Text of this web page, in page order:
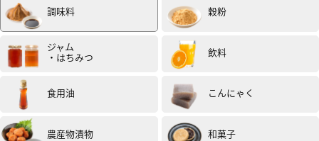
投稿日：2020年10月31日（試食モニター）
調味料 穀粉
ジャム
・はちみつ 飲料
食用油 こんにゃく
農産物漬物 和菓子